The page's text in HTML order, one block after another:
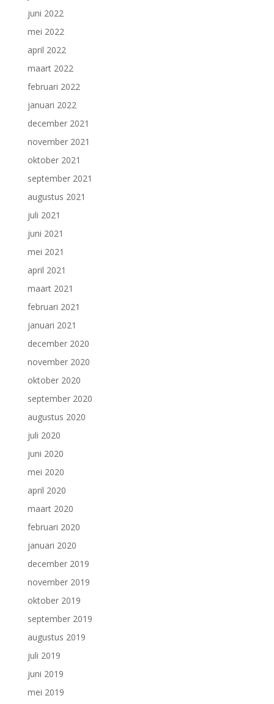
juni 2022
mei 2022
april 2022
maart 2022
februari 2022
januari 2022
december 2021
november 2021
oktober 2021
september 2021
augustus 2021
juli 2021
juni 2021
mei 2021
april 2021
maart 2021
februari 2021
januari 2021
december 2020
november 2020
oktober 2020
september 2020
augustus 2020
juli 2020
juni 2020
mei 2020
april 2020
maart 2020
februari 2020
januari 2020
december 2019
november 2019
oktober 2019
september 2019
augustus 2019
juli 2019
juni 2019
mei 2019